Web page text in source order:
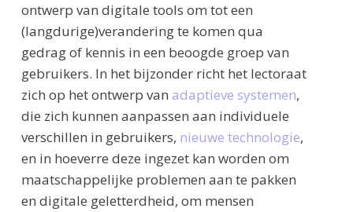
ontwerp van digitale tools om tot een
(langdurige)verandering te komen qua
gedrag of kennis in een beoogde groep van
gebruikers. In het bijzonder richt het lectoraat
zich op het ontwerp van adaptieve systemen,
die zich kunnen aanpassen aan individuele
verschillen in gebruikers, nieuwe technologie,
en in hoeverre deze ingezet kan worden om
maatschappelijke problemen aan te pakken
en digitale geletterdheid, om mensen